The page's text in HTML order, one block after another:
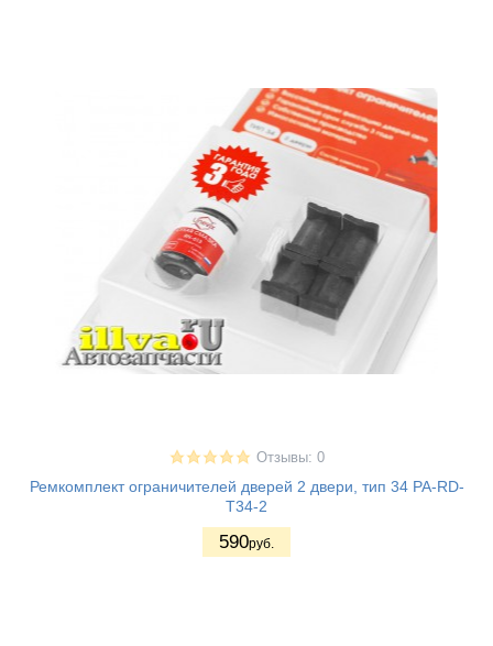
Отзывы: 0
Ремкомплект ограничителей дверей 2 двери, тип 34 PA-RD-
T34-2
590руб.